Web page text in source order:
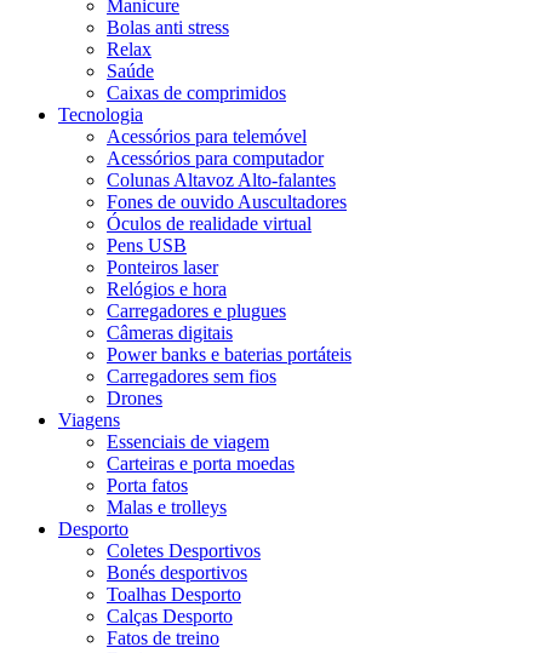
Manicure
Bolas anti stress
Relax
Saúde
Caixas de comprimidos
Tecnologia
Acessórios para telemóvel
Acessórios para computador
Colunas Altavoz Alto-falantes
Fones de ouvido Auscultadores
Óculos de realidade virtual
Pens USB
Ponteiros laser
Relógios e hora
Carregadores e plugues
Câmeras digitais
Power banks e baterias portáteis
Carregadores sem fios
Drones
Viagens
Essenciais de viagem
Carteiras e porta moedas
Porta fatos
Malas e trolleys
Desporto
Coletes Desportivos
Bonés desportivos
Toalhas Desporto
Calças Desporto
Fatos de treino